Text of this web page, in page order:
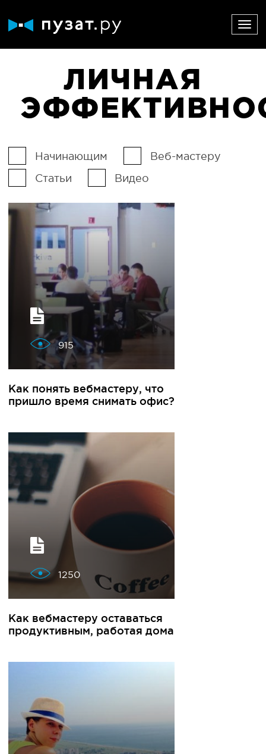
ЛИЧНАЯ
Начинающим
Веб-мастеру
Статьи
Видео
915
Как понять вебмастеру, что
пришло время снимать офис?
1250
Как вебмастеру оставаться
продуктивным, работая дома